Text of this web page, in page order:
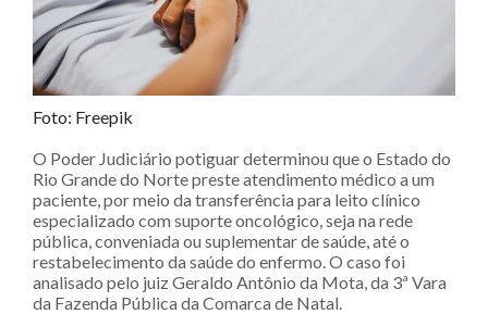
Foto: Freepik
O Poder Judiciário potiguar determinou que o Estado do
Rio Grande do Norte preste atendimento médico a um
paciente, por meio da transferência para leito clínico
especializado com suporte oncológico, seja na rede
pública, conveniada ou suplementar de saúde, até o
restabelecimento da saúde do enfermo. O caso foi
analisado pelo juiz Geraldo Antônio da Mota, da 3ª Vara
da Fazenda Pública da Comarca de Natal.